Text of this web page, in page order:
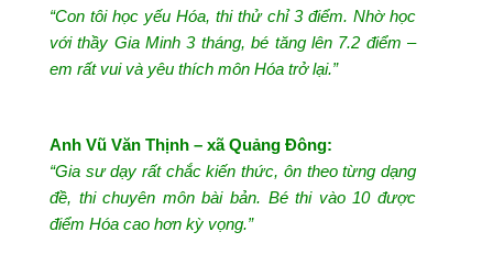
“Con tôi học yếu Hóa, thi thử chỉ 3 điểm. Nhờ học
với thầy Gia Minh 3 tháng, bé tăng lên 7.2 điểm –
em rất vui và yêu thích môn Hóa trở lại.”
Anh Vũ Văn Thịnh – xã Quảng Đông:
“Gia sư dạy rất chắc kiến thức, ôn theo từng dạng
đề, thi chuyên môn bài bản. Bé thi vào 10 được
điểm Hóa cao hơn kỳ vọng.”